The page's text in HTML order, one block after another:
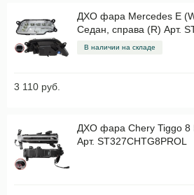
ДХО фара Mercedes E (W212) 2009-2013
Седан, справа (R) Арт.
В наличии на складе
3 110 руб.
ДХО фара Chery Tiggo 8 Pro 2021-, слева (L)
Арт. ST327CHTG8PROL